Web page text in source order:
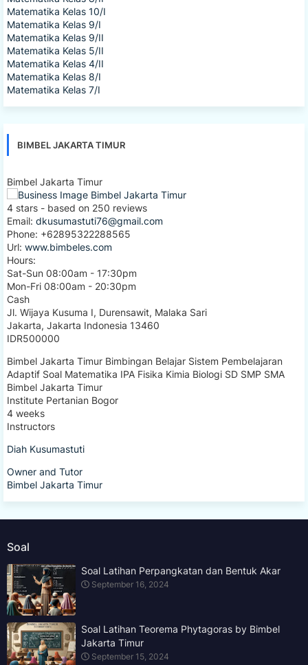
Matematika Kelas 10/I
Matematika Kelas 9/I
Matematika Kelas 9/II
Matematika Kelas 5/II
Matematika Kelas 4/II
Matematika Kelas 8/I
Matematika Kelas 7/I
BIMBEL JAKARTA TIMUR
Bimbel Jakarta Timur
4 stars - based on 250 reviews
Email: dkusumastuti76@gmail.com
Phone: +62895322288565
Url: www.bimbeles.com
Hours:
Sat-Sun 08:00am - 17:30pm
Mon-Fri 08:00am - 20:30pm
Cash
Jl. Wijaya Kusuma I, Durensawit, Malaka Sari
Jakarta, Jakarta Indonesia 13460
IDR500000
Bimbel Jakarta Timur Bimbingan Belajar Sistem Pembelajaran
Adaptif Soal Matematika IPA Fisika Kimia Biologi SD SMP SMA
Bimbel Jakarta Timur
Institute Pertanian Bogor
4 weeks
Instructors
Diah Kusumastuti
Owner and Tutor
Bimbel Jakarta Timur
Soal
Soal Latihan Perpangkatan dan Bentuk Akar
September 16, 2024
Soal Latihan Teorema Phytagoras by Bimbel
Jakarta Timur
September 15, 2024